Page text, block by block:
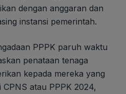
dengan anggaran dan
instansi pemerintah.
PPPK paruh waktu
penataan tenaga
kepada mereka yang
atau PPPK 2024,